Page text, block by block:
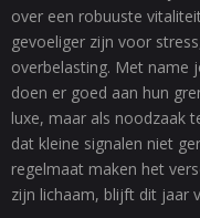
over een robuuste
gevoeliger zijn voor
overbelasting. Met name
doen er goed aan hun
luxe, maar als noodzaak
dat kleine signalen niet
regelmaat maken het
zijn lichaam, blijft dit jaar